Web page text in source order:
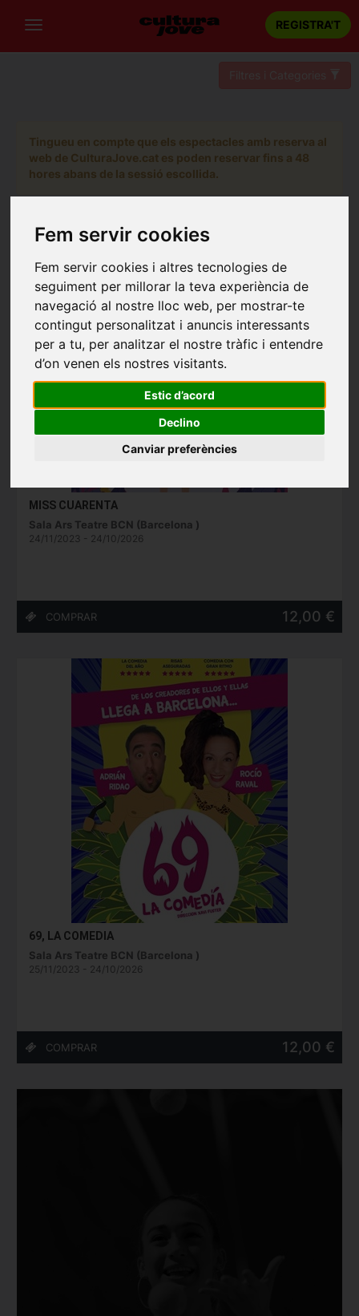
Fem servir cookies
Fem servir cookies i altres tecnologies de
seguiment per millorar la teva experiència de
navegació al nostre lloc web, per mostrar-te
contingut personalitzat i anuncis interessants
per a tu, per analitzar el nostre tràfic i entendre
d’on venen els nostres visitants.
Estic d’acord
Declino
Canviar preferències
REGISTRA'T
Tingueu en compte que els espectacles amb reserva al
web de CulturaJove.cat es poden reservar fins a 48
hores abans de la sessió escollida.
MISS CUARENTA
Sala Ars Teatre BCN (Barcelona )
24/11/2023 - 24/10/2026
12,00 €
69, LA COMEDIA
Sala Ars Teatre BCN (Barcelona )
25/11/2023 - 24/10/2026
12,00 €